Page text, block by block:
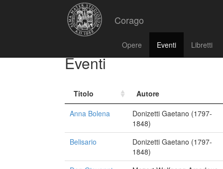
Corago
Opere Eventi Libretti
Eventi
Titolo
Autore
Anna Bolena
Donizetti Gaetano (1797-
1848)
Belisario
Donizetti Gaetano (1797-
1848)